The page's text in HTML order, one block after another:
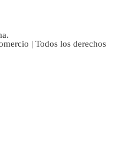
| Todos los derechos